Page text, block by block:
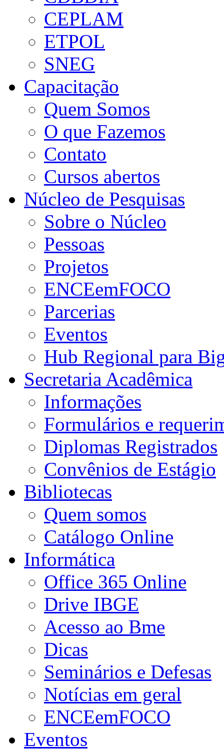
CEPLAM
ETPOL
SNEG
Capacitação
Quem Somos
O que Fazemos
Contato
Cursos abertos
Núcleo de Pesquisas
Sobre o Núcleo
Pessoas
Projetos
ENCEemFOCO
Parcerias
Eventos
Hub Regional para
Secretaria Acadêmica
Informações
Formulários e
Diplomas Registrados
Convênios de Estágio
Bibliotecas
Quem somos
Catálogo Online
Informática
Office 365 Online
Drive IBGE
Acesso ao Bme
Dicas
Seminários e Defesas
Notícias em geral
ENCEemFOCO
Eventos